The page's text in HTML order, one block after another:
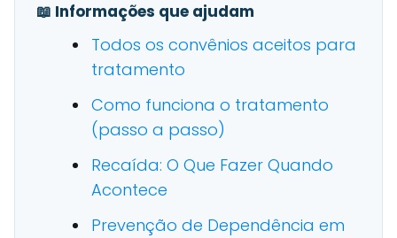
📖 Informações que ajudam
Todos os convênios aceitos para
tratamento
Como funciona o tratamento
(passo a passo)
Recaída: O Que Fazer Quando
Acontece
Prevenção de Dependência em